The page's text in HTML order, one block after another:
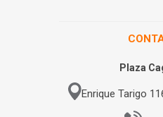
Plaza
Enrique Tarigo